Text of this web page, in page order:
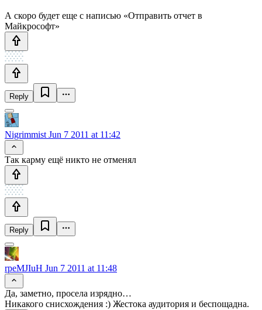
А скоро будет еще с написью «Отправить отчет в
Майкрософт»
Reply
Nigrimmist Jun 7 2011 at 11:42
Так карму ещё никто не отменял
Reply
rpeMJIuH Jun 7 2011 at 11:48
Да, заметно, просела изрядно…
Никакого снисхождения :) Жестока аудитория и беспощадна.